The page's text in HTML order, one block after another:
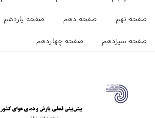
صفحه نهم
صفحه دهم صفحه یازدهم
صفحه سیزدهم
صفحه چهاردهم